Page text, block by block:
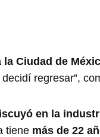
la Ciudad de
regresar”,
en la
tiene más de 22